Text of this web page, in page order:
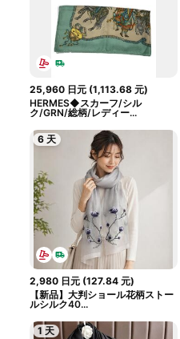
25,960 日元(1,113.68 元)
HERMES◆スカーフ/シル
ク/GRN/総柄/レディー...
6 天
2,980 日元(127.84 元)
【新品】大判ショール花柄ストー
ルシルク40...
1 天